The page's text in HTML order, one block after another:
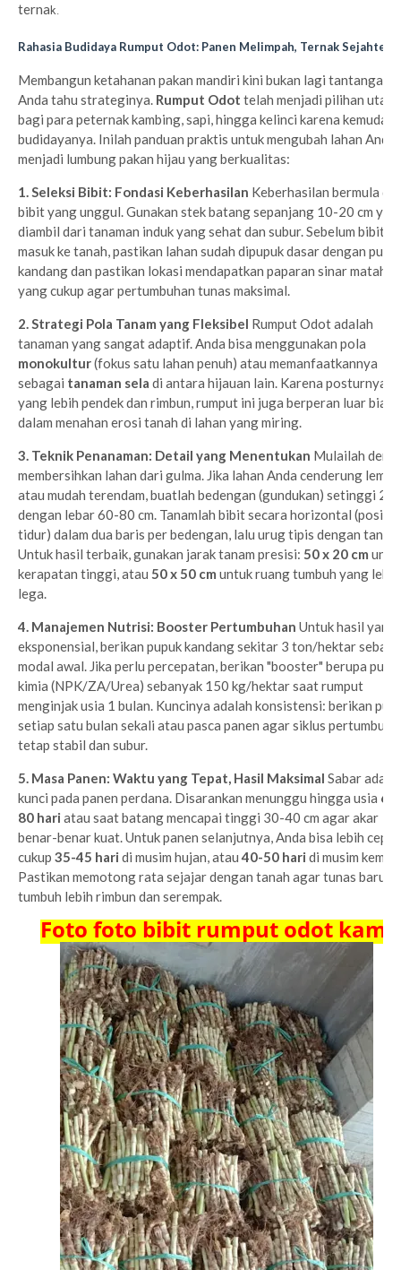
terna k.
Rahasia Budidaya Rumput Odot: Panen Melimpah, Ternak Sejahtera!
Membangun ketahanan pakan mandiri kini bukan lagi tantangan
Anda tahu strateginya. Rumput Odot telah menjadi pilihan
bagi para peternak kambing, sapi, hingga kelinci karena
budidayanya. Inilah panduan praktis untuk mengubah lahan Anda
menjadi lumbung pakan hijau yang berkualitas:
1. Seleksi Bibit: Fondasi Keberhasilan Keberhasilan bermula
bibit yang unggul. Gunakan stek batang sepanjang 10-20 cm
diambil dari tanaman induk yang sehat dan subur. Sebelum bibit
masuk ke tanah, pastikan lahan sudah dipupuk dasar dengan
kandang dan pastikan lokasi mendapatkan paparan sinar
yang cukup agar pertumbuhan tunas maksimal.
2. Strategi Pola Tanam yang Fleksibel Rumput Odot adalah
tanaman yang sangat adaptif. Anda bisa menggunakan pola
monokultur(fokus satu lahan penuh) atau memanfaatkannya
sebagai tanaman sela di antara hijauan lain. Karena posturnya
yang lebih pendek dan rimbun, rumput ini juga berperan luar biasa
dalam menahan erosi tanah di lahan yang miring.
3. Teknik Penanaman: Detail yang Menentukan Mulailah
membersihkan lahan dari gulma. Jika lahan Anda cenderung
atau mudah terendam, buatlah bedengan (gundukan) setinggi 20
dengan lebar 60-80 cm. Tanamlah bibit secara horizontal (posisi
tidur) dalam dua baris per bedengan, lalu urug tipis dengan tanah.
Untuk hasil terbaik, gunakan jarak tanam presisi: 50 x 20 cm
kerapatan tinggi, atau 50 x 50 cm untuk ruang tumbuh yang lebih
lega.
4. Manajemen Nutrisi: Booster Pertumbuhan Untuk hasil yang
eksponensial, berikan pupuk kandang sekitar 3 ton/hektar
modal awal. Jika perlu percepatan, berikan "booster" berupa
kimia (NPK/ZA/Urea) sebanyak 150 kg/hektar saat rumput
menginjak usia 1 bulan. Kuncinya adalah konsistensi: berikan
setiap satu bulan sekali atau pasca panen agar siklus
tetap stabil dan subur.
5. Masa Panen: Waktu yang Tepat, Hasil Maksimal Sabar
kunci pada panen perdana. Disarankan menunggu hingga usia 60-
80 hari atau saat batang mencapai tinggi 30-40 cm agar akar
benar-benar kuat. Untuk panen selanjutnya, Anda bisa lebih
cukup 35-45 hari di musim hujan, atau40-50 hari di musim
Pastikan memotong rata sejajar dengan tanah agar tunas baru
tumbuh lebih rimbun dan serempak.
Foto foto bibit rumput odot kami